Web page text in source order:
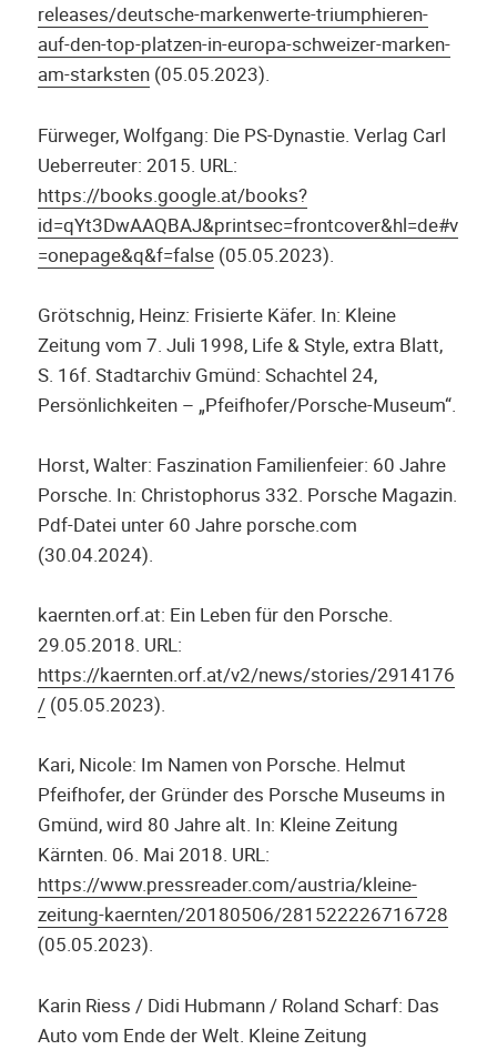
releases/deutsche-markenwerte-triumphieren-
auf-den-top-platzen-in-europa-schweizer-marken-
am-starksten (05.05.2023).
Fürweger, Wolfgang: Die PS-Dynastie. Verlag Carl
Ueberreuter: 2015. URL:
https://books.google.at/books?
id=qYt3DwAAQBAJ&printsec=frontcover&hl=de#v
=onepage&q&f=false (05.05.2023).
Grötschnig, Heinz: Frisierte Käfer. In: Kleine
Zeitung vom 7. Juli 1998, Life & Style, extra Blatt,
S. 16f. Stadtarchiv Gmünd: Schachtel 24,
Persönlichkeiten – „Pfeifhofer/Porsche-Museum“.
Horst, Walter: Faszination Familienfeier: 60 Jahre
Porsche. In: Christophorus 332. Porsche Magazin.
Pdf-Datei unter 60 Jahre porsche.com
(30.04.2024).
kaernten.orf.at: Ein Leben für den Porsche.
29.05.2018. URL:
https://kaernten.orf.at/v2/news/stories/2914176
/ (05.05.2023).
Kari, Nicole: Im Namen von Porsche. Helmut
Pfeifhofer, der Gründer des Porsche Museums in
Gmünd, wird 80 Jahre alt. In: Kleine Zeitung
Kärnten. 06. Mai 2018. URL:
https://www.pressreader.com/austria/kleine-
zeitung-kaernten/20180506/281522226716728
(05.05.2023).
Karin Riess / Didi Hubmann / Roland Scharf: Das
Auto vom Ende der Welt. Kleine Zeitung